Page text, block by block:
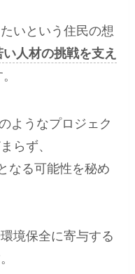
いという住民の想
人材の挑戦を支え
ようなプロジェク
らず、
なる可能性を秘め
境保全に寄与する